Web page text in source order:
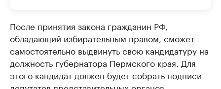
После принятия закона гражданин РФ,
обладающий избирательным правом, сможет
самостоятельно выдвинуть свою кандидатуру на
должность губернатора Пермского края. Для
этого кандидат должен будет собрать подписи